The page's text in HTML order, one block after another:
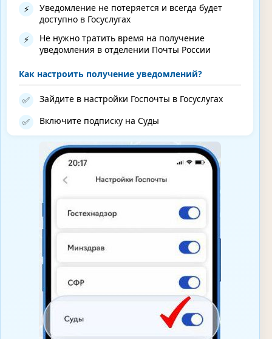
⚡
Уведомление не потеряется и всегда будет
доступно в Госуслугах
⚡
Не нужно тратить время на получение
уведомления в отделении Почты России
Как настроить получение уведомлений?
✅ Зайдите в настройки Госпочты в Госуслугах
✅ Включите подписку на Суды